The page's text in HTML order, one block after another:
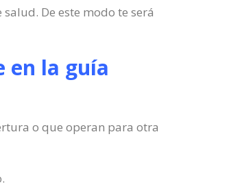
De este modo te será
en la guía
o que operan para otra